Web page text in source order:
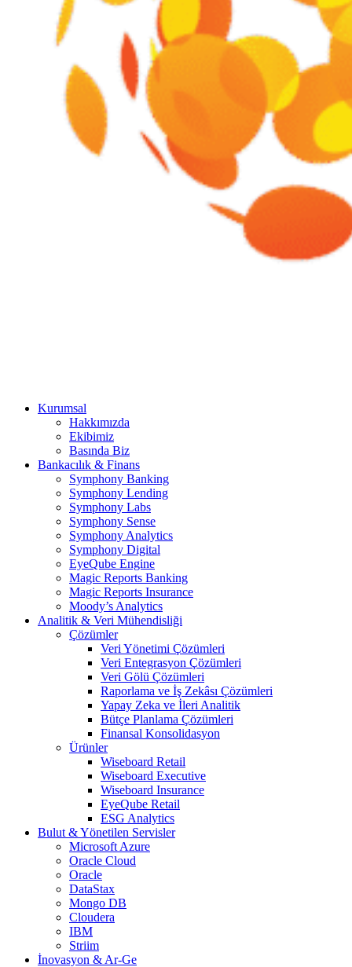
Kurumsal
Hakkımızda
Ekibimiz
Basında Biz
Bankacılık & Finans
Symphony Banking
Symphony Lending
Symphony Labs
Symphony Sense
Symphony Analytics
Symphony Digital
EyeQube Engine
Magic Reports Banking
Magic Reports Insurance
Moody’s Analytics
Analitik & Veri Mühendisliği
Çözümler
Veri Yönetimi Çözümleri
Veri Entegrasyon Çözümleri
Veri Gölü Çözümleri
Raporlama ve İş Zekâsı Çözümleri
Yapay Zeka ve İleri Analitik
Bütçe Planlama Çözümleri
Finansal Konsolidasyon
Ürünler
Wiseboard Retail
Wiseboard Executive
Wiseboard Insurance
EyeQube Retail
ESG Analytics
Bulut & Yönetilen Servisler
Microsoft Azure
Oracle Cloud
Oracle
DataStax
Mongo DB
Cloudera
IBM
Striim
İnovasyon & Ar-Ge